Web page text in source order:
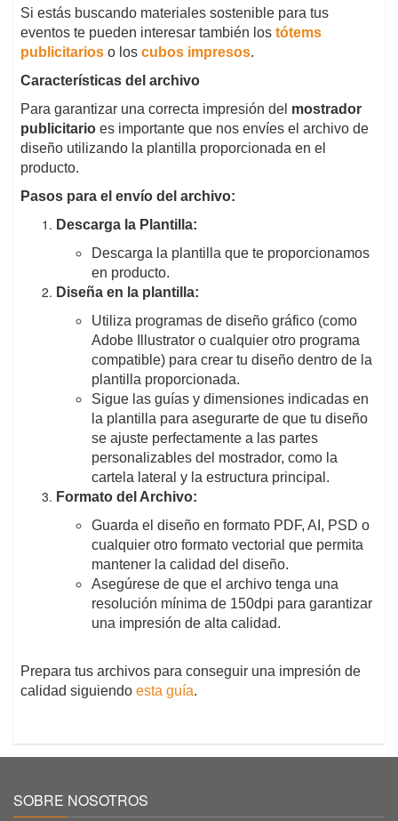
Si estás buscando materiales sostenible para tus
eventos te pueden interesar también los tótems
publicitarios o los cubos impresos.
Características del archivo
Para garantizar una correcta impresión del mostrador
publicitario es importante que nos envíes el archivo de
diseño utilizando la plantilla proporcionada en el
producto.
Pasos para el envío del archivo:
Descarga la Plantilla:
Descarga la plantilla que te proporcionamos
en producto.
Diseña en la plantilla:
Utiliza programas de diseño gráfico (como
Adobe Illustrator o cualquier otro programa
compatible) para crear tu diseño dentro de la
plantilla proporcionada.
Sigue las guías y dimensiones indicadas en
la plantilla para asegurarte de que tu diseño
se ajuste perfectamente a las partes
personalizables del mostrador, como la
cartela lateral y la estructura principal.
Formato del Archivo:
Guarda el diseño en formato PDF, AI, PSD o
cualquier otro formato vectorial que permita
mantener la calidad del diseño.
Asegúrese de que el archivo tenga una
resolución mínima de 150dpi para garantizar
una impresión de alta calidad.
Prepara tus archivos para conseguir una impresión de
calidad siguiendo esta guía.
SOBRE NOSOTROS